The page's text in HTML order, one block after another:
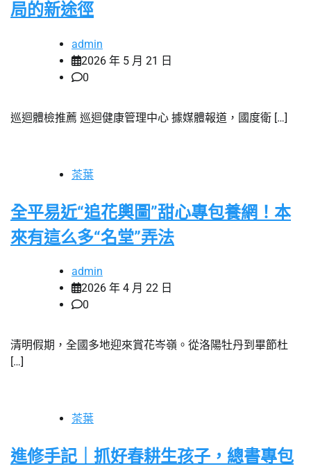
局的新途徑
admin
2026 年 5 月 21 日
0
巡迴體檢推薦 巡迴健康管理中心 據媒體報道，國度衛 […]
茶葉
全平易近“追花輿圖”甜心專包養網！本
來有這么多“名堂”弄法
admin
2026 年 4 月 22 日
0
清明假期，全國多地迎來賞花岑嶺。從洛陽牡丹到畢節杜
[…]
茶葉
進修手記｜抓好春耕生孩子，總書專包